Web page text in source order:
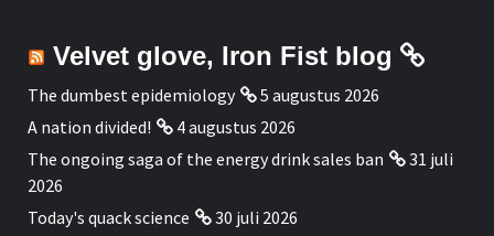
Velvet glove, Iron Fist blog
The dumbest epidemiology
5 augustus 2026
A nation divided!
4 augustus 2026
The ongoing saga of the energy drink sales ban
31 juli
2026
Today's quack science
30 juli 2026